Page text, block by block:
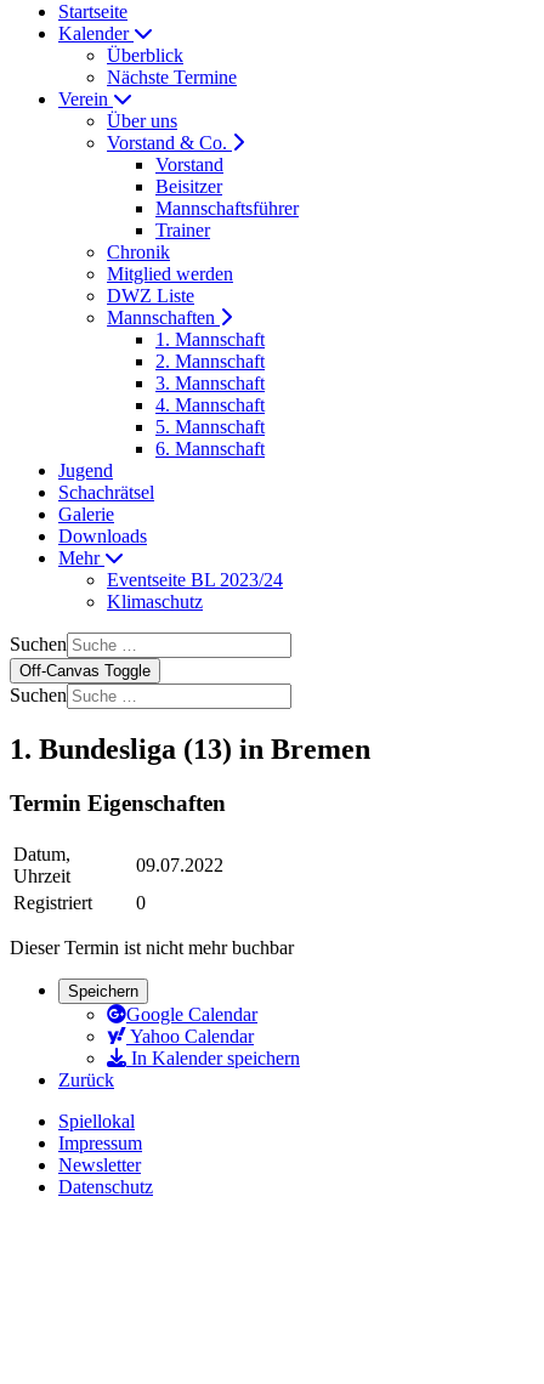
Startseite
Kalender
Überblick
Nächste Termine
Verein
Über uns
Vorstand & Co.
Vorstand
Beisitzer
Mannschaftsführer
Trainer
Chronik
Mitglied werden
DWZ Liste
Mannschaften
1. Mannschaft
2. Mannschaft
3. Mannschaft
4. Mannschaft
5. Mannschaft
6. Mannschaft
Jugend
Schachrätsel
Galerie
Downloads
Mehr
Eventseite BL 2023/24
Klimaschutz
Suchen
Off-Canvas Toggle
Suchen
1. Bundesliga (13) in Bremen
Termin Eigenschaften
Datum,
Uhrzeit
09.07.2022
Registriert
0
Dieser Termin ist nicht mehr buchbar
Speichern
Google Calendar
Yahoo Calendar
In Kalender speichern
Zurück
Spiellokal
Impressum
Newsletter
Datenschutz